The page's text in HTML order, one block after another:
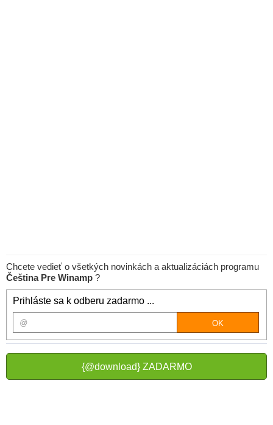
Chcete vedieť o všetkých novinkách a aktualizáciách programu
Čeština Pre Winamp ?
Prihláste sa k odberu zadarmo ...
{@download} ZADARMO